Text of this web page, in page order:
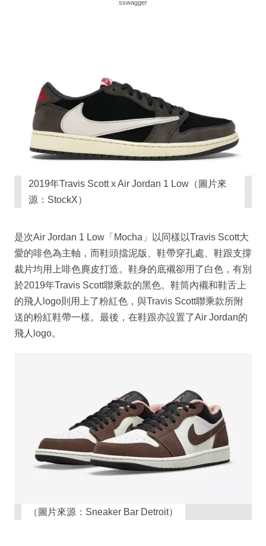
sswagger
2019年Travis Scott x Air Jordan 1 Low（圖片來
源：StockX）
是次Air Jordan 1 Low「Mocha」以同樣以Travis Scott大
愛的啡色為主軸，而鞋頭擋泥版、鞋帶穿孔處、鞋跟支撐
裁片均用上啡色麂皮打造。鞋身的底襯卻用了白色，有別
於2019年Travis Scott聯乘款的黑色。鞋筒內襯和鞋舌上
的飛人logo則用上了粉紅色，與Travis Scott聯乘款所附
送的粉紅鞋帶一樣。最後，在鞋跟亦設置了Air Jordan的
飛人logo。
（圖片來源：Sneaker Bar Detroit）